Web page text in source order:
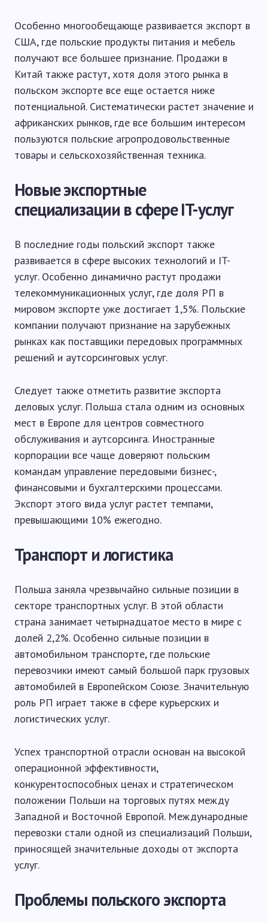
Особенно многообещающе развивается экспорт в
США, где польские продукты питания и мебель
получают все большее признание. Продажи в
Китай также растут, хотя доля этого рынка в
польском экспорте все еще остается ниже
потенциальной. Систематически растет значение и
африканских рынков, где все большим интересом
пользуются польские агропродовольственные
товары и сельскохозяйственная техника.
Новые экспортные
специализации в сфере IT-услуг
В последние годы польский экспорт также
развивается в сфере высоких технологий и IT-
услуг. Особенно динамично растут продажи
телекоммуникационных услуг, где доля РП в
мировом экспорте уже достигает 1,5%. Польские
компании получают признание на зарубежных
рынках как поставщики передовых программных
решений и аутсорсинговых услуг.
Следует также отметить развитие экспорта
деловых услуг. Польша стала одним из основных
мест в Европе для центров совместного
обслуживания и аутсорсинга. Иностранные
корпорации все чаще доверяют польским
командам управление передовыми бизнес-,
финансовыми и бухгалтерскими процессами.
Экспорт этого вида услуг растет темпами,
превышающими 10% ежегодно.
Транспорт и логистика
Польша заняла чрезвычайно сильные позиции в
секторе транспортных услуг. В этой области
страна занимает четырнадцатое место в мире с
долей 2,2%. Особенно сильные позиции в
автомобильном транспорте, где польские
перевозчики имеют самый большой парк грузовых
автомобилей в Европейском Союзе. Значительную
роль РП играет также в сфере курьерских и
логистических услуг.
Успех транспортной отрасли основан на высокой
операционной эффективности,
конкурентоспособных ценах и стратегическом
положении Польши на торговых путях между
Западной и Восточной Европой. Международные
перевозки стали одной из специализаций Польши,
приносящей значительные доходы от экспорта
услуг.
Проблемы польского экспорта